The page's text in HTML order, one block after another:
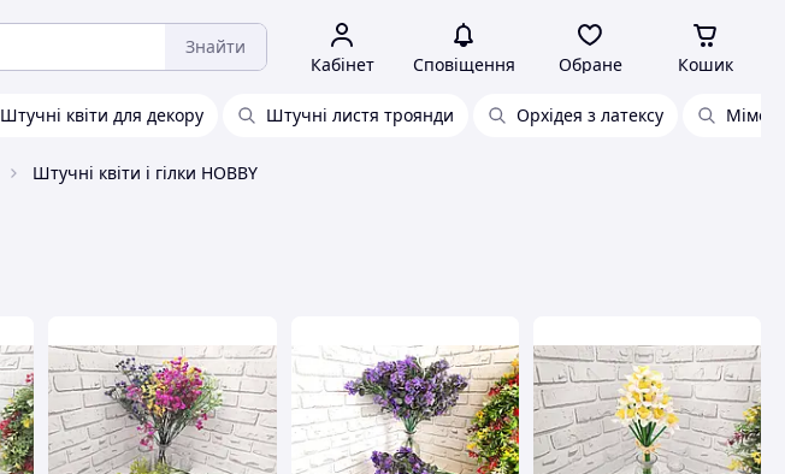
Знайти
Кабінет Сповіщення Обране Кошик
Штучні квіти для декору Штучні листя троянди Орхідея з латексу
Штучні квіти і гілки HOBBY